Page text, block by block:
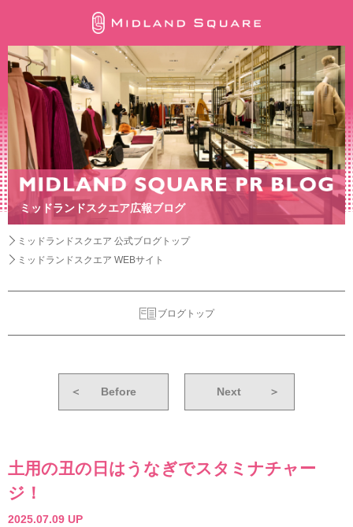
ミッドランドスクエア広報ブログ
ミッドランドスクエア 公式ブログトップ
ミッドランドスクエア WEBサイト
ブログトップ
＜ Before Next ＞
土用の丑の日はうなぎでスタミナチャー
ジ！
2025.07.09 UP